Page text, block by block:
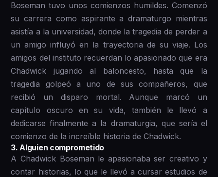
Boseman tuvo unos comienzos humildes. Comenzó
su carrera como aspirante a dramaturgo mientras
asistía a la universidad, donde la tragedia de perder a
un amigo influyó en la trayectoria de su viaje. Los
amigos del instituto recuerdan lo apasionado que era
Chadwick jugando al baloncesto, hasta que la
tragedia golpeó a uno de sus compañeros, que
recibió un disparo mortal. Aunque marcó un
capítulo oscuro en su vida, también le llevó a
dedicarse finalmente a la dramaturgia, que sería el
comienzo de la increíble historia de Chadwick.
3 . Alguien comprometido
A Chadwick Boseman le apasionaba ser creativo y
contar historias, lo que le llevó a cursar estudios de